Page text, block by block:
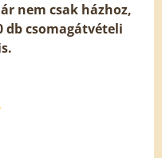
nem csak házhoz,
db csomagátvételi